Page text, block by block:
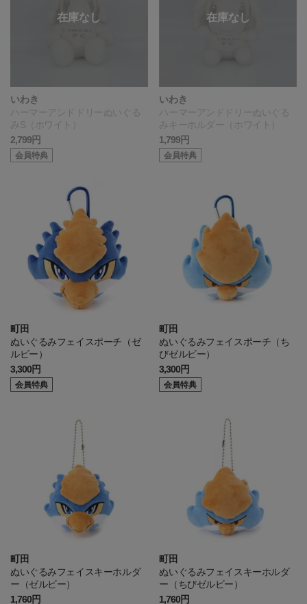
いわき
ハーマーアンドドリーぬいぐる
みS（ホワイト）
2,799円
会員特典
いわき
ハーマーアンドドリーぬいぐる
みキーホルダー（ホワイト）
1,799円
会員特典
町田
ぬいぐるみフェイスポーチ（ゼ
ルビー）
3,300円
会員特典
町田
ぬいぐるみフェイスポーチ（ち
びゼルビー）
3,300円
会員特典
町田
ぬいぐるみフェイスキーホルダ
ー（ゼルビー）
1,760円
町田
ぬいぐるみフェイスキーホルダ
ー（ちびゼルビー）
1,760円